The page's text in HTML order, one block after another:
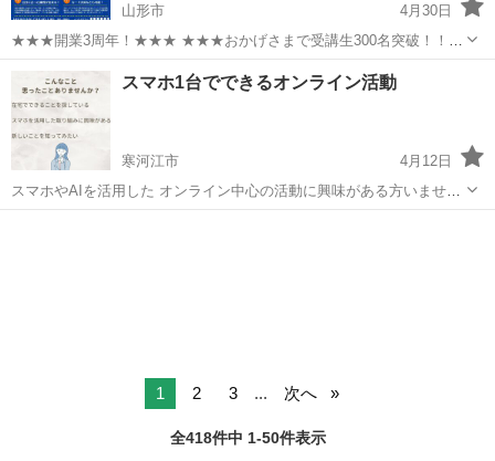
山形市
4月30日
★★★開業3周年！★★★ ★★★おかげさまで受講生300名突破！！あ
りがとうございます！★★★ ☆2026年5月14日現在 305 名の受講生
が受講されています！（内合宿利用者 1名）☆ ☆創業2周年を迎え...
山形 山形市 ペーパードライバー
スマホ1台でできるオンライン活動
寒河江市
4月12日
スマホやAIを活用した オンライン中心の活動に興味がある方いません
か？😊 最近、スマホ1台で進めていける 新しい仕組みについて知る機
1 2 3 ... 次へ
全418件中 1-50件表示